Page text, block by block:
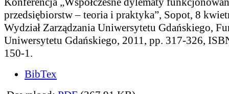
przedsiębiorstw – teoria i praktyka”, Sopot, 8
Wydział Zarządzania Uniwersytetu Gdańskiego,
Uniwersytetu Gdańskiego, 2011, pp. 317-326,
150-1.
BibTex